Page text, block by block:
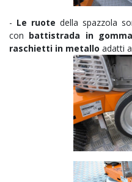
- Le ruote della spazzola
con battistrada in gomma
raschietti in metallo adatti